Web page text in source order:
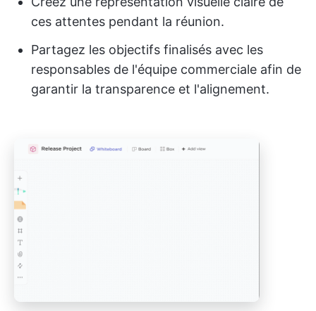
ces attentes pendant la réunion.
Partagez les objectifs finalisés avec les
responsables de l'équipe commerciale afin de
garantir la transparence et l'alignement.